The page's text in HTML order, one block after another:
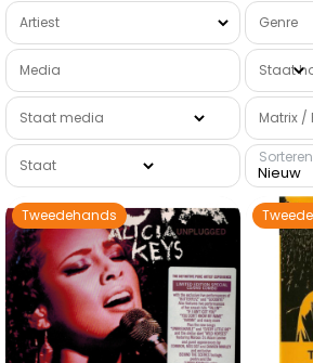
Artiest Genre
Media Staat
Staat media Matrix /
Staat Sorteren
Tweedehands